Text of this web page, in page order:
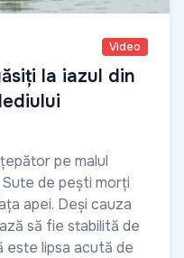
Video
la iazul din
pe malul
Sute de pești morți
apei. Deși cauza
să fie stabilită de
este lipsa acută de